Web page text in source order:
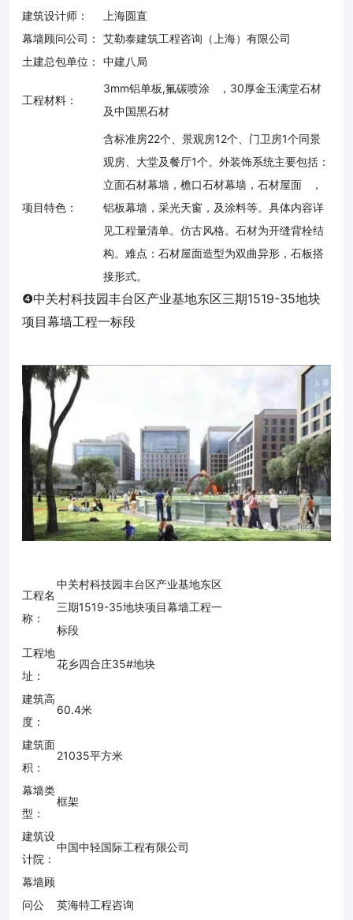
建筑设计师：
上海圆直
幕墙顾问公司：
艾勒泰建筑工程咨询（上海）有限公司
土建总包单位：
中建八局
工程材料：
3mm铝单板,氟碳喷涂 ，30厚金玉满堂石材
及中国黑石材
项目特色：
含标准房22个、景观房12个、门卫房1个同景
观房、大堂及餐厅1个。 外装饰系统主要包括：
立面石材幕墙，檐口石材幕墙，石材屋面 ，
铝板幕墙，采光天窗，及涂料等。 具体内容详
见工程量清单。 仿古风格。 石材为开缝背栓结
构。 难点： 石材屋面造型为双曲异形，石板搭
接形式。
❹中关村科技园丰台区产业基地东区三期1519-35地块
项目幕墙工程一标段
工程名
称：
中关村科技园丰台区产业基地东区
三期1519-35地块项目幕墙工程一
标段
工程地
址：
花乡四合庄35#地块
建筑高
度：
60.4米
建筑面
积：
21035平方米
幕墙类
型：
框架
建筑设
计院：
中国中轻国际工程有限公司
幕墙顾
问公
英海特工程咨询